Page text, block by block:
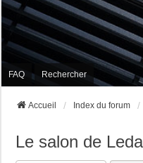
FAQ Rechercher
Accueil Index du forum
Le salon de